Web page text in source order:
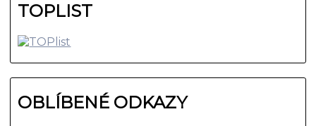
TOPLIST
OBLÍBENÉ ODKAZY